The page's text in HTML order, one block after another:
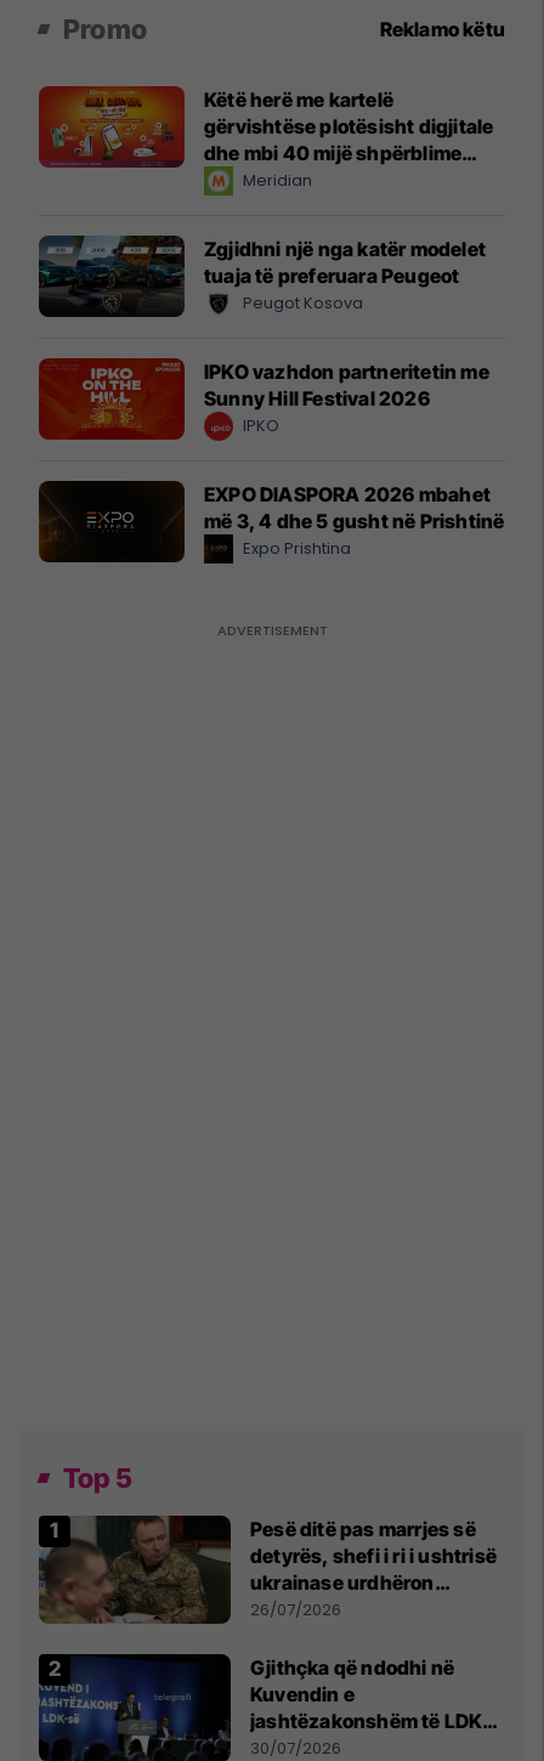
Promo Reklamo këtu
Këtë herë me kartelë
gërvishtëse plotësisht digjitale
dhe mbi 40 mijë shpërblime
instant!Meridian
Zgjidhni një nga katër modelet
tuaja të preferuara Peugeot
Peugot Kosova
IPKO vazhdon partneritetin me
Sunny Hill Festival 2026
IPKO
EXPO DIASPORA 2026 mbahet
më 3, 4 dhe 5 gusht në Prishtinë
Expo Prishtina
Top 5
Pesë ditë pas marrjes së
detyrës, shefi i ri i ushtrisë
ukrainase urdhëron
kontroll të madh
26/07/2026
Gjithçka që ndodhi në
Kuvendin e
jashtëzakonshëm të LDK-
së
30/07/2026